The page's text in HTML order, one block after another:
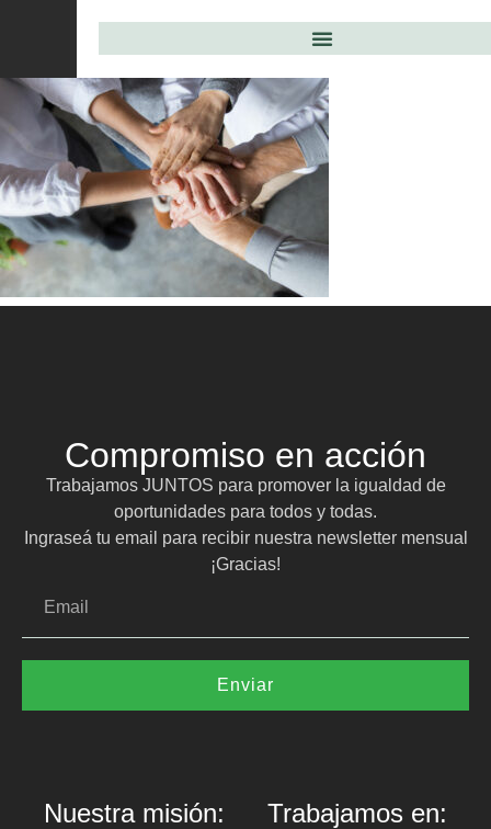
Compromiso en acción
Trabajamos JUNTOS para promover la igualdad de
oportunidades para todos y todas.
Ingraseá tu email para recibir nuestra newsletter mensual
¡Gracias!
Enviar
Nuestra misión: Trabajamos en: